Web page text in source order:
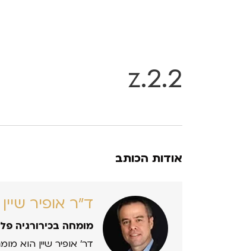
z.2.2
אודות הכותב
ד״ר אופיר שיין
מומחה בכירורגיה
דר’ אופיר שיין הוא